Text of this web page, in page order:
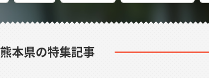
熊本県の特集記事